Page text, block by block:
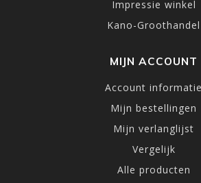
Impressie winkel
Kano-Groothandel
MIJN ACCOUNT
Account informatie
Mijn bestellingen
Mijn verlanglijst
Vergelijk
Alle producten